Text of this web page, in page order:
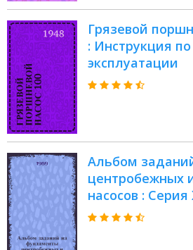
Грязевой
: Инструкция
эксплуатации
Альбом
центробежных
насосов :